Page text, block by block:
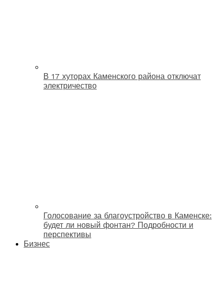
В 17 хуторах Каменского района отключат
электричество
Голосование за благоустройство в Каменске:
будет ли новый фонтан? Подробности и
перспективы
Бизнес